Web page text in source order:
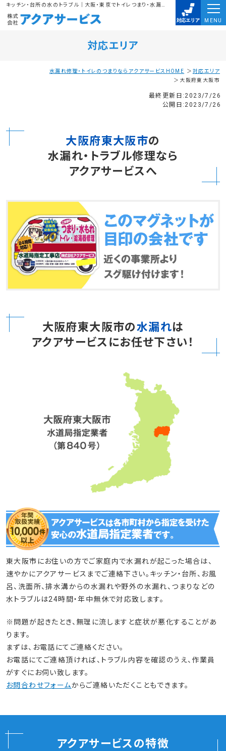
MENU
対応エリア
水漏れ修理・トイレのつまりならアクアサービスHOME
対応エリア
大阪府東大阪市
最終更新日:2023/7/26
公開日:2023/7/26
大阪府東大阪市の
水漏れ・トラブル修理なら
アクアサービスへ
大阪府東大阪市の水漏れは
アクアサービスにお任せ下さい！
東大阪市にお住いの方でご家庭内で水漏れが起こった場合は、
速やかにアクアサービスまでご連絡下さい。キッチン・台所、お風
呂、洗面所、排水溝からの水漏れや野外の水漏れ、つまりなどの
水トラブルは24時間・年中無休で対応致します。
※問題が起きたとき、無理に流しますと症状が悪化することがあ
ります。
まずは、お電話にてご連絡ください。
お電話にてご連絡頂ければ、トラブル内容を確認のうえ、作業員
がすぐにお伺い致します。
お問合わせフォームからご連絡いただくこともできます。
アクアサービスの特徴